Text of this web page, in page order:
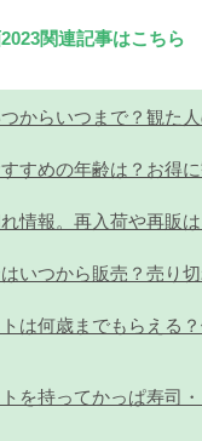
関連記事はこちら
つからいつまで？観た
すめの年齢は？お得
情報。再入荷や再販は
いつから販売？売り
は何歳までもらえる
を持ってかっぱ寿司